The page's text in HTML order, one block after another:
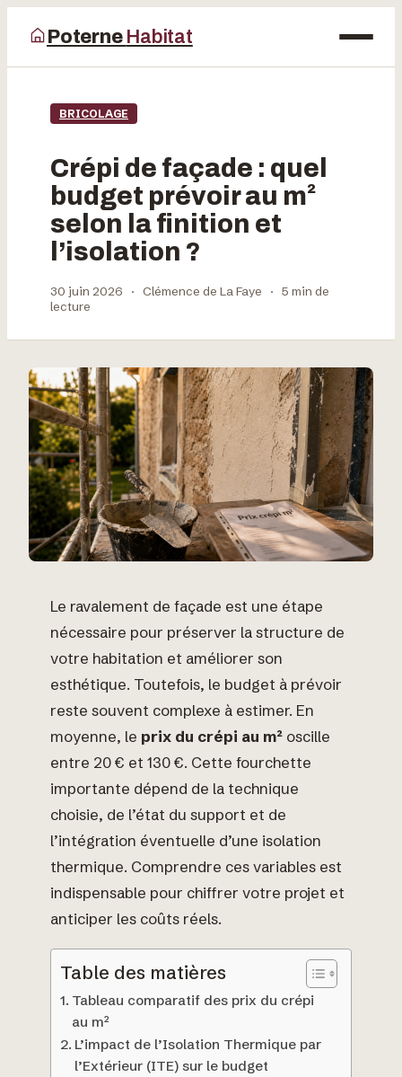
Poterne Habitat
Maison
Déco
Jardinage
BRICOLAGE
Crépi de façade : quel
budget prévoir au m²
selon la finition et
l’isolation ?
30 juin 2026 · Clémence de La Faye · 5 min de
lecture
Le ravalement de façade est une étape
nécessaire pour préserver la structure de
votre habitation et améliorer son
esthétique. Toutefois, le budget à prévoir
reste souvent complexe à estimer. En
moyenne, le prix du crépi au m² oscille
entre 20 € et 130 €. Cette fourchette
importante dépend de la technique
choisie, de l’état du support et de
l’intégration éventuelle d’une isolation
thermique. Comprendre ces variables est
indispensable pour chiffrer votre projet et
anticiper les coûts réels.
Table des matières
Tableau comparatif des prix du crépi
au m²
L’impact de l’Isolation Thermique par
l’Extérieur (ITE) sur le budget